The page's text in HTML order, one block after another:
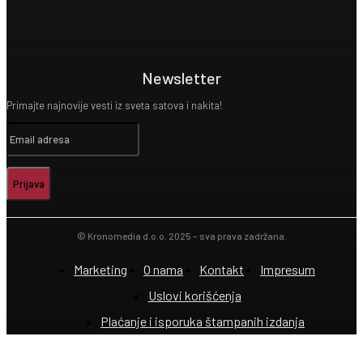
Newsletter
Primajte najnovije vesti iz sveta satova i nakita!
Prijava
© Kronomedia d.o.o. 2025 – sva prava zadržana.
Marketing O nama Kontakt
Impresum
Uslovi korišćenja
Plaćanje i isporuka štampanih izdanja